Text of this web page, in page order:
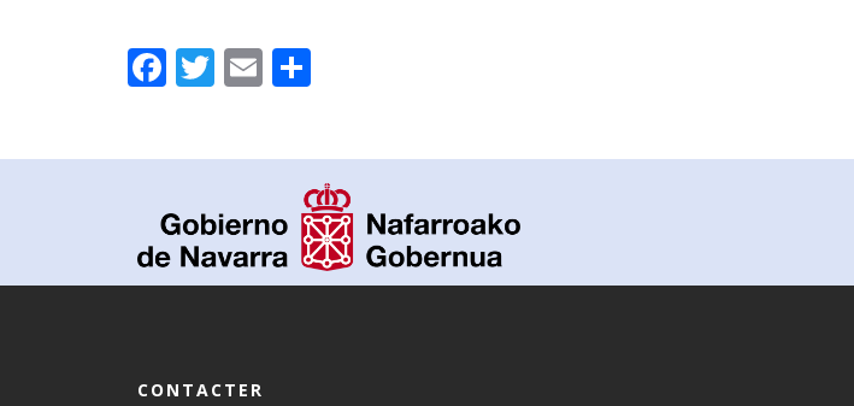
Facebook
Twitter
Email
CONTACTER